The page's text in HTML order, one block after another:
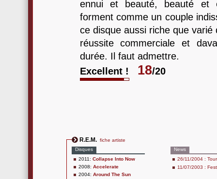
ennui et beauté, beauté et
forment comme un couple
ce disque aussi riche que
réussite commerciale et
durée. Il faut admettre.
Excellent !
18/20
R.E.M. fiche artiste
Disques
2011: Collapse Into Now
2008: Accelerate
2004: Around The Sun
News
26/11/2004 :
11/07/2003 :